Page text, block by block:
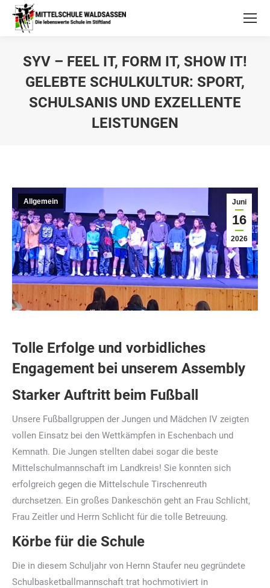
SYV – FEEL IT, FORM IT, SHOW IT!
GELEBTE SCHULKULTUR: SPORT,
SCHULSANIS UND EXZELLENTE
LEISTUNGEN
Juni
16
2026
Allgemein
Tolle Erfolge und vorbidliches
Engagement bei unserem Assembly
Starker Auftritt beim Fußball
Unsere Fußballgruppen der Jungen und Mädchen IV zeigten
vollen Einsatz bei den Wettkämpfen in Eschenbach und
Kemnath. Die Jungen stellten dabei sogar die beste
Mittelschulmannschaft im Landkreis! Sie konnten sich
erfolgreich gegen die Mittelschule Tirschenreuth
durchsetzen. Ein großes Dankeschön geht an Frau Schlicht,
Frau Zeitler und Herrn Schlicht für die tolle Betreuung.
Körbe für die Schule
Die in diesem Schuljahr von Hernn Staufer neu gegründete
Schulbasketballmannschaft trat hochmotiviert in